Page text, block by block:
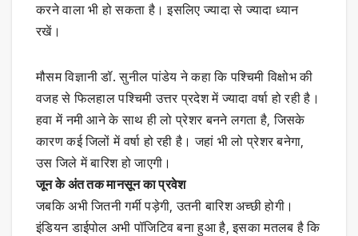
करने वाला भी हो सकता है। इसलिए ज्यादा से ज्यादा ध्यान
रखें।
मौसम विज्ञानी डॉ. सुनील पांडेय ने कहा कि पश्चिमी विक्षोभ की
वजह से फिलहाल पश्चिमी उत्तर प्रदेश में ज्यादा वर्षा हो रही है।
हवा में नमी आने के साथ ही लो प्रेशर बनने लगता है, जिसके
कारण कई जिलों में वर्षा हो रही है। जहां भी लो प्रेशर बनेगा,
उस जिले में बारिश हो जाएगी।
जून के अंत तक मानसून का प्रवेश
जबकि अभी जितनी गर्मी पड़ेगी, उतनी बारिश अच्छी होगी।
इंडियन डाईपोल अभी पॉजिटिव बना हुआ है, इसका मतलब है कि